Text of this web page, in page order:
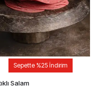
Sepette %25 İndirim
Salam